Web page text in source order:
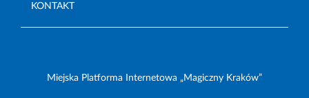
KONTAKT
Miejska Platforma Internetowa „Magiczny Kraków”